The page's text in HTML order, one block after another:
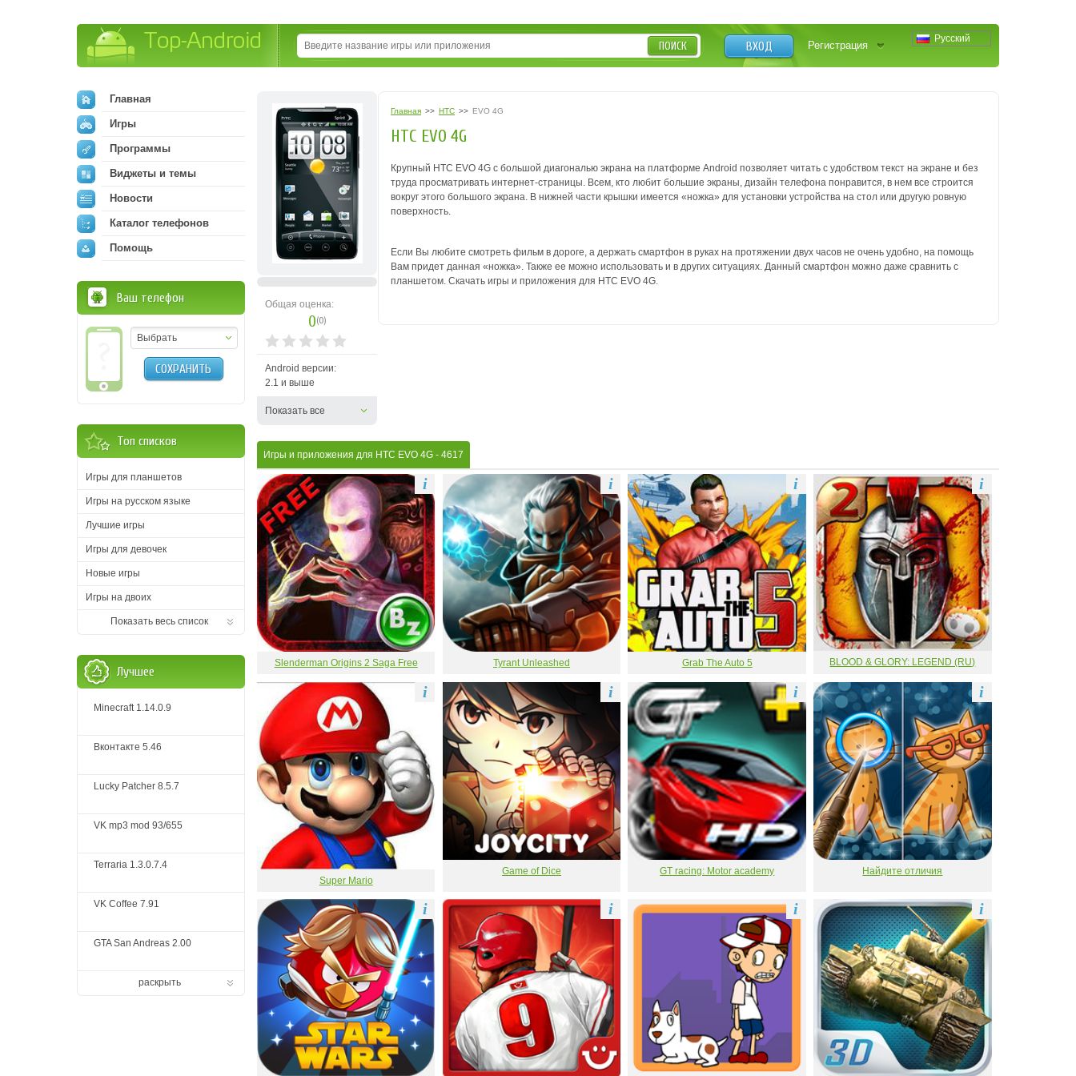
Русский
ВХОД Регистрация
ПОИСК
Общая оценка:
0(0)
Android версии:
2.1 и выше
Показать все
Главная >> HTC >> EVO 4G
HTC EVO 4G
Крупный HTC EVO 4G с большой диагональю экрана на платформе Android позволяет читать с удобством текст на экране и без
труда просматривать интернет-страницы. Всем, кто любит большие экраны, дизайн телефона понравится, в нем все строится
вокруг этого большого экрана. В нижней части крышки имеется «ножка» для установки устройства на стол или другую ровную
поверхность.
Если Вы любите смотреть фильм в дороге, а держать смартфон в руках на протяжении двух часов не очень удобно, на помощь
Вам придет данная «ножка». Также ее можно использовать и в других ситуациях. Данный смартфон можно даже сравнить с
планшетом. Скачать игры и приложения для HTC EVO 4G.
Игры и приложения для HTC EVO 4G - 4617
Slenderman Origins 2 Saga Free
i
Tyrant Unleashed
i
Grab The Auto 5
i
BLOOD & GLORY: LEGEND (RU)
i
Super Mario
i
Game of Dice
i
GT racing: Motor academy
i
Найдите отличия
i
i i i i
Главная
Игры
Программы
Виджеты и темы
Новости
Каталог телефонов
Помощь
Ваш телефон
Выбрать
СОХРАНИТЬ
Топ списков
Игры для планшетов
Игры на русском языке
Лучшие игры
Игры для девочек
Новые игры
Игры на двоих
Показать весь список
Лучшее
Minecraft 1.14.0.9
Вконтакте 5.46
Lucky Patcher 8.5.7
VK mp3 mod 93/655
Terraria 1.3.0.7.4
VK Coffee 7.91
GTA San Andreas 2.00
раскрыть